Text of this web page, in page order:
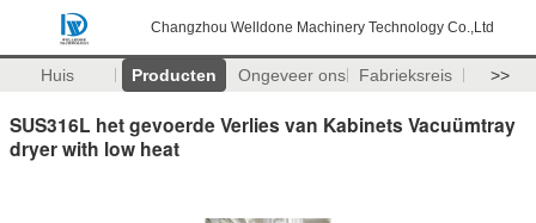
Changzhou Welldone Machinery Technology Co.,Ltd
Huis Producten Ongeveer ons Fabrieksreis >>
SUS316L het gevoerde Verlies van Kabinets Vacuümtray
dryer with low heat